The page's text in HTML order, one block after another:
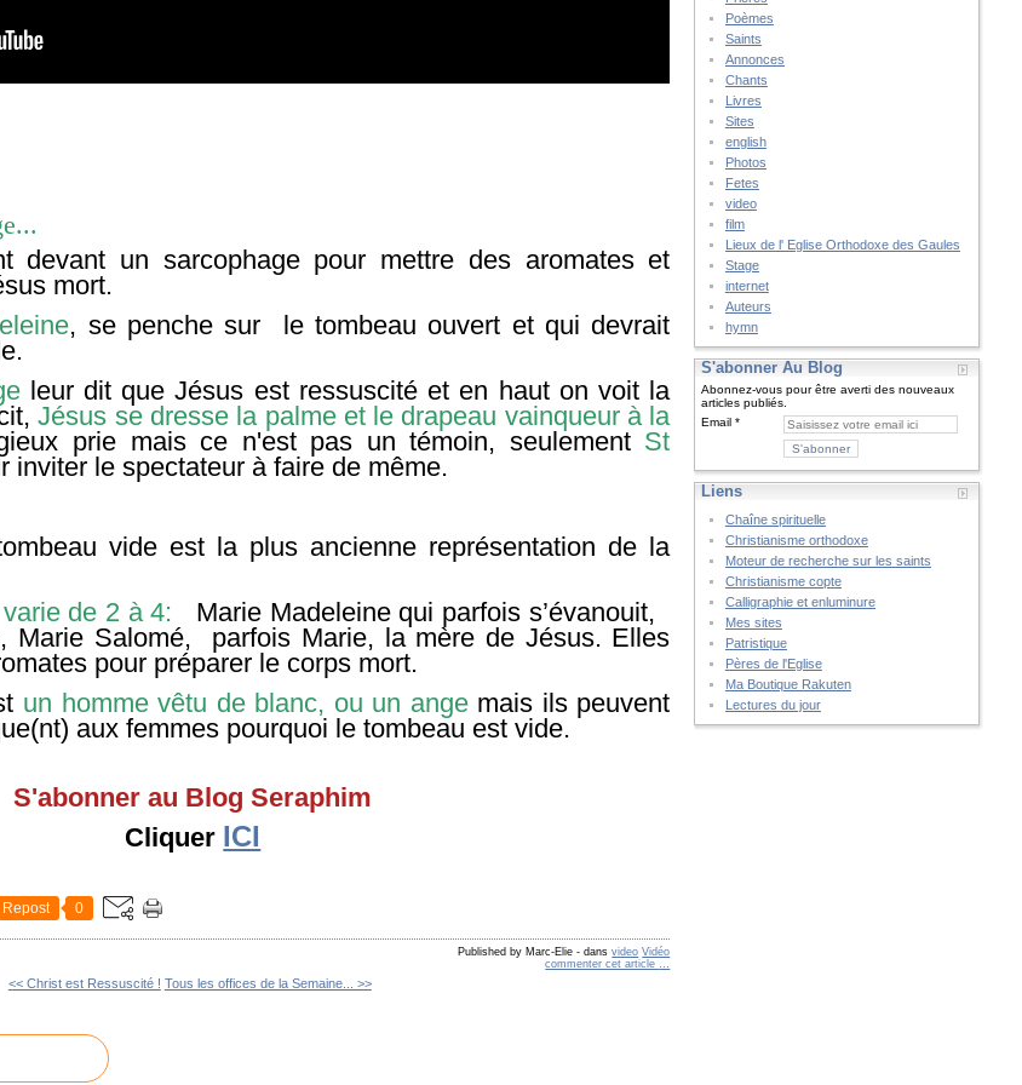
devant un sarcophage pour mettre des aromates et
mort.
, se penche sur le tombeau ouvert et qui devrait
leur dit que Jésus est ressuscité et en haut on voit la
Jésus se dresse la palme et le drapeau vainqueur à la
prie mais ce n'est pas un témoin, seulement St
inviter le spectateur à faire de même.
vide est la plus ancienne représentation de la
de 2 à 4:
Marie Madeleine qui parfois s’évanouit,
Marie Salomé, parfois Marie, la mère de Jésus. Elles
pour préparer le corps mort.
un homme vêtu de blanc, ou un ange mais ils peuvent
aux femmes pourquoi le tombeau est vide.
S'abonner au Blog Seraphim
Cliquer ICI
Repost 0
Published by Marc-Elie - dansvideo Vidéo
commenter cet article
<< Christ est Ressuscité ! Tous les offices de la Semaine... >>
Poèmes
Saints
Annonces
Chants
Livres
Sites
english
Photos
Fetes
video
film
Lieux de l' Eglise Orthodoxe des Gaules
Stage
internet
Auteurs
hymn
S'abonner Au Blog
Abonnez-vous pour être averti des nouveaux
articles publiés.
Email
Liens
Chaîne spirituelle
Christianisme orthodoxe
Moteur de recherche sur les saints
Christianisme copte
Calligraphie et enluminure
Mes sites
Patristique
Pères de l'Eglise
Ma Boutique Rakuten
Lectures du jour